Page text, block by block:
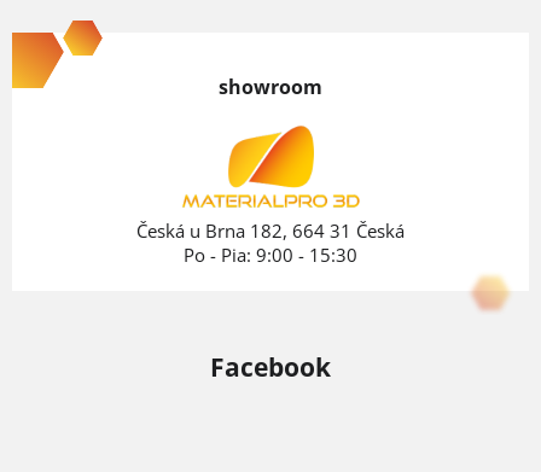
á
p
showroom
Česká u Brna 182, 664 31 Česká
Po - Pia: 9:00 - 15:30
Facebook